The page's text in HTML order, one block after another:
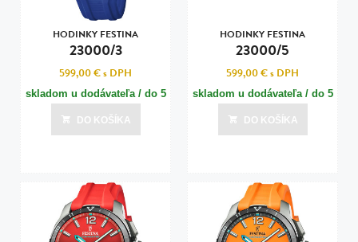
HODINKY FESTINA
23000/3
599,00 €s DPH
skladom u dodávateľa / do 5
dní
Posledná aktualizácia dnes o 07:00
DO KOŠÍKA
HODINKY FESTINA
23000/5
599,00 €s DPH
skladom u dodávateľa / do 5
dní
Posledná aktualizácia dnes o 07:00
DO KOŠÍKA